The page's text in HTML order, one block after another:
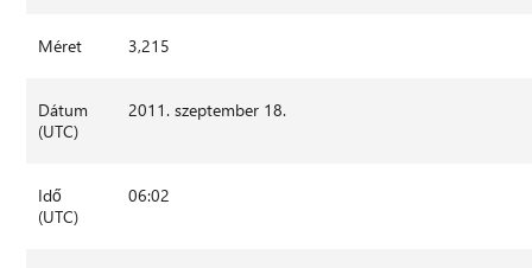
Méret 3,215
Dátum
(UTC)
2011. szeptember 18.
Idő
(UTC)
06:02